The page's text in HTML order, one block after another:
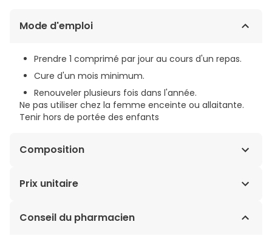
Mode d'emploi
Prendre 1 comprimé par jour au cours d'un repas.
Cure d'un mois minimum.
Renouveler plusieurs fois dans l'année.
Ne pas utiliser chez la femme enceinte ou allaitante.
Tenir hors de portée des enfants
Composition
Extraits concentrés : fruit de chardon-marie (
Silybum
longaL.) ; choline, agents de charge : cellulose
Prix unitaire
0,65€ / Comprimés
Conseil du pharmacien